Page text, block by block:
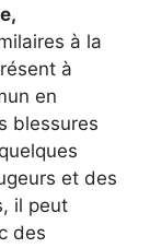
à la
à
en
blessures
et des
il peut
des